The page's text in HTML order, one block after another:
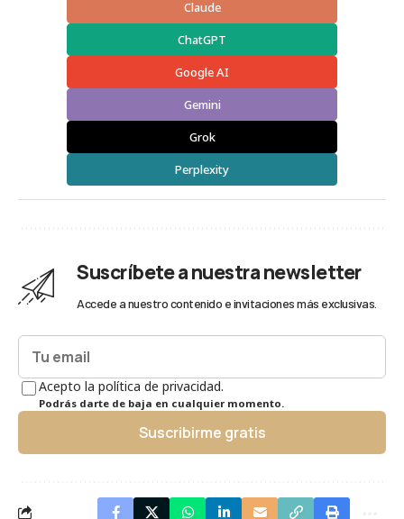
Claude
ChatGPT
Google AI
Gemini
Grok
Perplexity
Suscríbete a nuestra newsletter
Accede a nuestro contenido e invitaciones más exclusivas.
Acepto la política de privacidad.
Podrás darte de baja en cualquier momento.
Suscribirme gratis